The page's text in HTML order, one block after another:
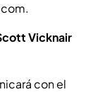
Vicknair
con el